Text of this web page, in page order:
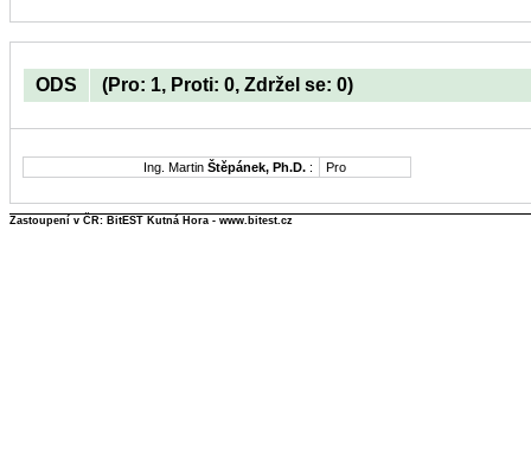
ODS (Pro: 1, Proti: 0, Zdržel se: 0)
Ing. Martin Štěpánek, Ph.D. : Pro
Zastoupení v ČR: BitEST Kutná Hora - www.bitest.cz